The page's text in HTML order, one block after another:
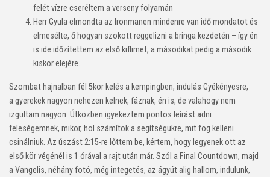
felét vízre cseréltem a verseny folyamán
Herr Gyula elmondta az Ironmanen mindenre van idő mondatot és
elmesélte, ő hogyan szokott reggelizni a bringa kezdetén – így én
is ide időzítettem az első kiflimet, a másodikat pedig a második
kiskör elejére.
Szombat hajnalban fél 5kor kelés a kempingben, indulás Gyékényesre,
a gyerekek nagyon nehezen kelnek, fáznak, én is, de valahogy nem
izgultam nagyon. Útközben igyekeztem pontos leírást adni
feleségemnek, mikor, hol számítok a segítségükre, mit fog kelleni
csinálniuk. Az úszást 2:15-re lőttem be, kértem, hogy legyenek ott az
első kör végénél is 1 órával a rajt után már. Szól a Final Countdown, majd
a Vangelis, néhány fotó, még integetés, az ágyút alig hallom, indulunk,